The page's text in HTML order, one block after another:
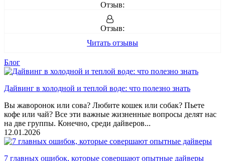
Отзыв:
Отзыв:
Читать отзывы
Блог
Дайвинг в холодной и теплой воде: что полезно знать
Вы жаворонок или сова? Любите кошек или собак? Пьете
кофе или чай? Все эти важные жизненные вопросы делят нас
на две группы. Конечно, среди дайверов...
12.01.2026
7 главных ошибок, которые совершают опытные дайверы